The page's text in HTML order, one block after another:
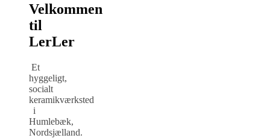
Velkommen
til
LerLer
Et
hyggeligt,
socialt
keramikværksted
i
Humlebæk,
Nordsjælland.